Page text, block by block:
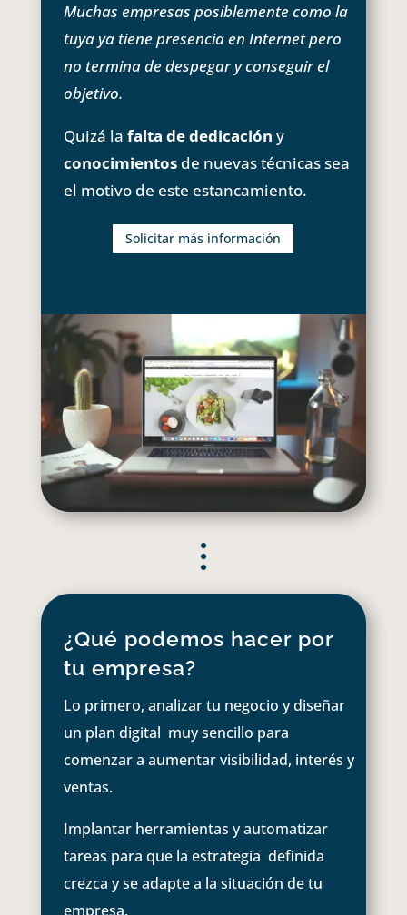
Muchas empresas posiblemente como la
tuya ya tiene presencia en Internet pero
no termina de despegar y conseguir el
objetivo.
Quizá la falta de dedicación y
conocimientosde nuevas técnicas sea
el motivo de este estancamiento.
Solicitar más información
¿Qué podemos hacer por
tu empresa?
Lo primero, analizar tu negocio y diseñar
un plan digital muy sencillo para
comenzar a aumentar visibilidad, interés y
ventas.
Implantar herramientas y automatizar
tareas para que la estrategia definida
crezca y se adapte a la situación de tu
empresa.